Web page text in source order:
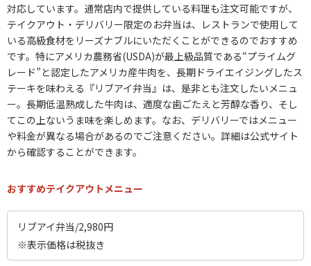
対応しています。通常店内で提供している料理も注文可能ですが、
テイクアウト・デリバリー限定のお弁当は、レストランで使用して
いる高級食材をリーズナブルにいただくことができるのでおすすめ
です。特にアメリカ農務省(USDA)が最上級品質である“プライムグ
レード”と認定したアメリカ産牛肉を、長期ドライエイジングしたス
テーキを味わえる『リブアイ弁当』は、是非とも注文したいメニュ
ー。長期低温熟成した牛肉は、適度な歯ごたえと芳醇な香り、そし
てこの上ないうま味を楽しめます。なお、デリバリーではメニュー
や料金が異なる場合があるのでご注意ください。詳細は公式サイト
から確認することができます。
おすすめテイクアウトメニュー
リブアイ弁当/2,980円
※表示価格は税抜き